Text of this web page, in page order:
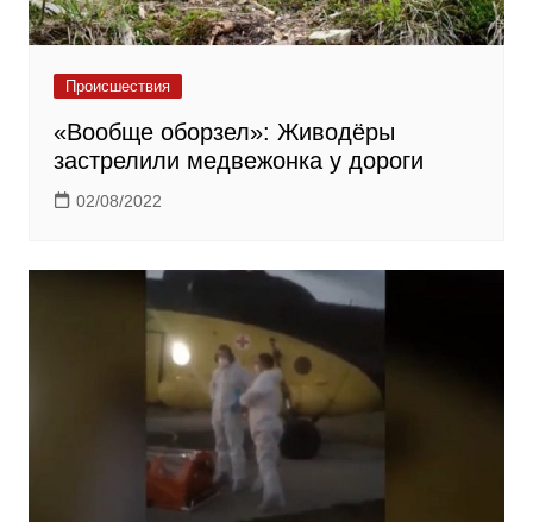
Происшествия
«Вообще оборзел»: Живодёры
застрелили медвежонка у дороги
02/08/2022